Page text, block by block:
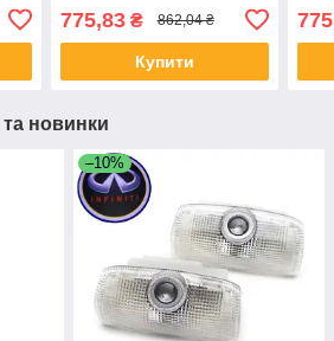
775,83₴ 862,04 ₴
Купити
та новинки
–10%